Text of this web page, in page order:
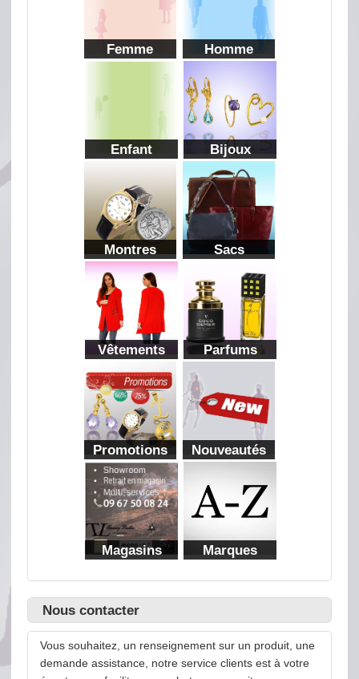
Femme Homme
Enfant Bijoux
Montres Sacs
Vêtements Parfums
Promotions Nouveautés
Magasins Marques
Nous contacter
Vous souhaitez, un renseignement sur un produit, une
demande assistance, notre service clients est à votre